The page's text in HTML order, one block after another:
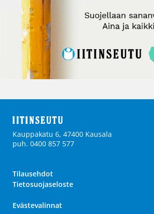
Kauppakatu 6, 47400 Kausala
puh. 0400 857 577
Tilausehdot
Tietosuojaseloste
Evästevalinnat